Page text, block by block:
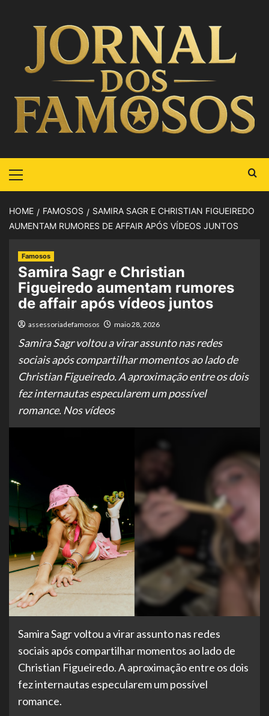
HOME FAMOSOS
SAMIRA SAGR E CHRISTIAN FIGUEIREDO
AUMENTAM RUMORES DE AFFAIR APÓS VÍDEOS JUNTOS
Famosos
Samira Sagr e Christian
Figueiredo aumentam rumores
de affair após vídeos juntos
assessoriadefamosos maio 28, 2026
Samira Sagr voltou a virar assunto nas redes
sociais após compartilhar momentos ao lado de
Christian Figueiredo. A aproximação entre os dois
fez internautas especularem um possível
romance. Nos vídeos
Samira Sagr voltou a virar assunto nas redes
sociais após compartilhar momentos ao lado de
Christian Figueiredo. A aproximação entre os dois
fez internautas especularem um possível
romance.